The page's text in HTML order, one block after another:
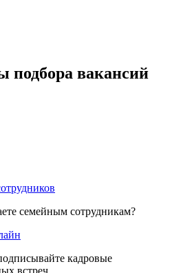
вакансий
семейным сотрудникам?
кадровые
встреч